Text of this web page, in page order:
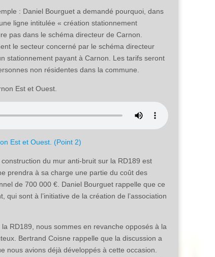
: Daniel Bourguet a demandé pourquoi, dans
ligne intitulée « création stationnement
pas dans le schéma directeur de Carnon.
le secteur concerné par le schéma directeur
stationnement payant à Carnon. Les tarifs seront
non résidentes dans la commune.
Est et Ouest.
Est et Ouest. (Point 2)
du mur anti-bruit sur la RD189 est
prendra à sa charge une partie du coût des
de 700 000 €. Daniel Bourguet rappelle que ce
sont à l’initiative de la création de l’association
RD189, nous sommes en revanche opposés à la
Bertrand Coisne rappelle que la discussion a
nous avions déjà développés à cette occasion.